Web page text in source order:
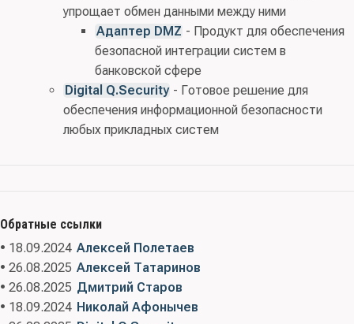
упрощает обмен данными между ними
Адаптер DMZ - Продукт для обеспечения
безопасной интеграции систем в
банковской сфере
Digital Q.Security - Готовое решение для
обеспечения информационной безопасности
любых прикладных систем
Обратные ссылки
• 18.09.2024 Алексей Полетаев
• 26.08.2025 Алексей Татаринов
• 26.08.2025 Дмитрий Старов
• 18.09.2024 Николай Афонычев